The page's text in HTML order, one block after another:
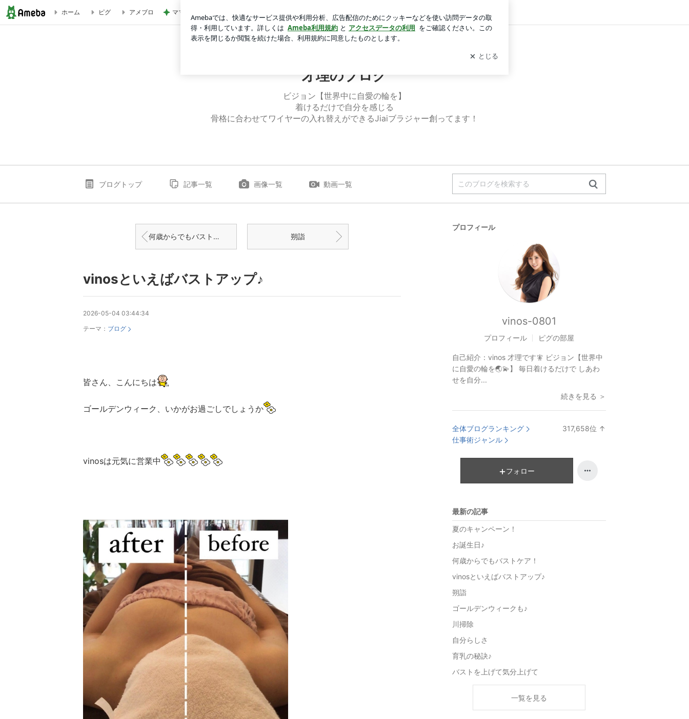
ホーム ピグ アメブロ ママ友の電話で知った次女の異変 ログイン
才理のブログ
ビジョン【世界中に自愛の輪を】
着けるだけで自分を感じる
骨格に合わせてワイヤーの入れ替えができるJiaiブラジャー創ってます！
ブログトップ 記事一覧 画像一覧 動画一覧
何歳からでもバストケア！ 朔詣
vinosといえばバストアップ♪
2026-05-04 03:44:34
テーマ： ブログ
皆さん、こんにちは
ゴールデンウィーク、いかがお過ごしでしょうか
vinosは元気に営業中
プロフィール
vinos-0801
プロフィール ピグの部屋
自己紹介： vinos 才理です🧚 ビジョン【世界中
に自愛の輪を🌏💫】 毎日着けるだけで しあわ
せを自分...
続きを見る ＞
全体ブログランキング 317,658位 ↑
仕事術ジャンル
フォロー
最新の記事
夏のキャンペーン！
お誕生日♪
何歳からでもバストケア！
vinosといえばバストアップ♪
朔詣
ゴールデンウィークも♪
川掃除
自分らしさ
育乳の秘訣♪
バストを上げて気分上げて
一覧を見る